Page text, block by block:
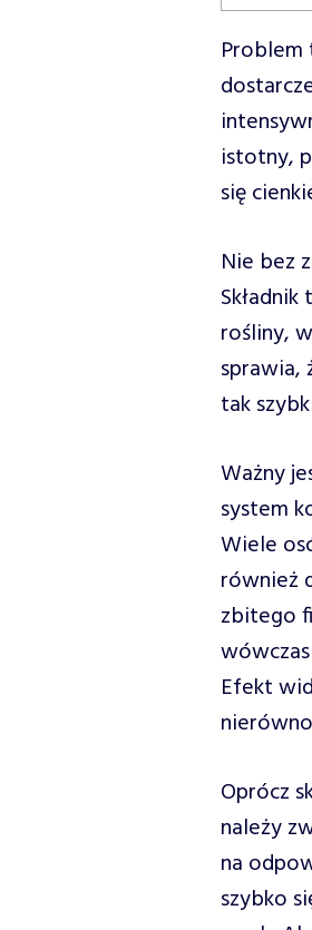
Problem
istotny,
się
Nie bez
rośliny,
sprawia,
tak
Ważny
system
Wiele
również
zbitego
Efekt
Oprócz
należy
na
szybko